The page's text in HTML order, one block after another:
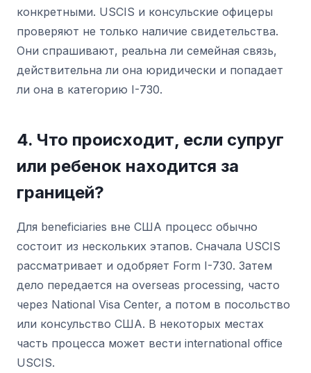
конкретными. USCIS и консульские офицеры
проверяют не только наличие свидетельства.
Они спрашивают, реальна ли семейная связь,
действительна ли она юридически и попадает
ли она в категорию I-730.
4. Что происходит, если супруг
или ребенок находится за
границей?
Для beneficiaries вне США процесс обычно
состоит из нескольких этапов. Сначала USCIS
рассматривает и одобряет Form I-730. Затем
дело передается на overseas processing, часто
через National Visa Center, а потом в посольство
или консульство США. В некоторых местах
часть процесса может вести international office
USCIS.